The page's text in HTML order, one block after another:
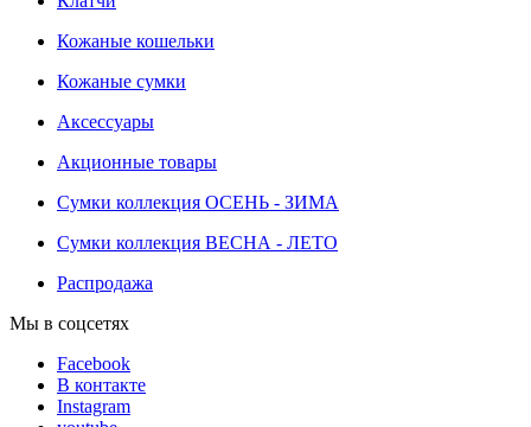
Кожаные кошельки
Кожаные сумки
Аксессуары
Акционные товары
Сумки коллекция ОСЕНЬ - ЗИМА
Сумки коллекция ВЕСНА - ЛЕТО
Распродажа
Мы в соцсетях
Facebook
В контакте
Instagram